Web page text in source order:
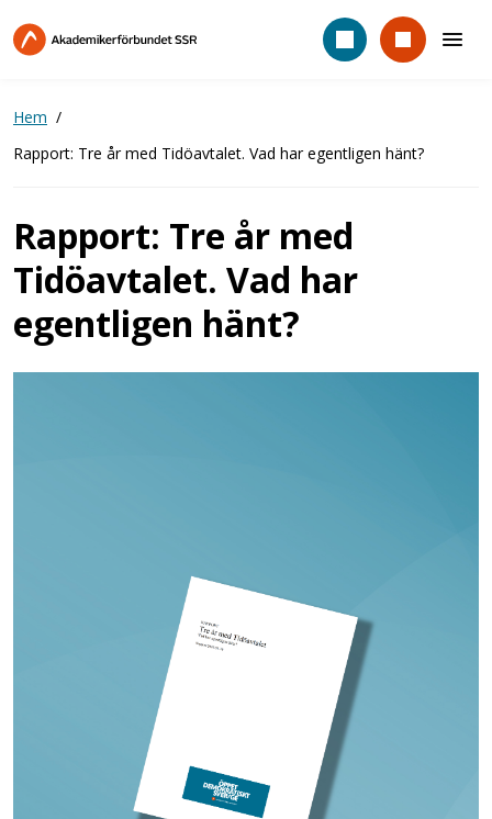
till
Hem
Rapport: Tre år med Tidöavtalet. Vad har egentligen hänt?
Rapport: Tre år med
Tidöavtalet. Vad har
egentligen hänt?